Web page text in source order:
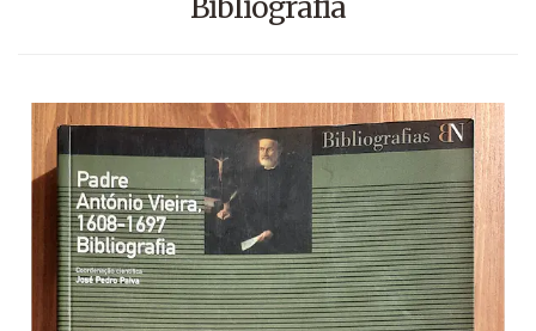
Bibliografia